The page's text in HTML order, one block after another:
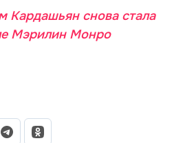
Кардашьян снова стала
Мэрилин Монро